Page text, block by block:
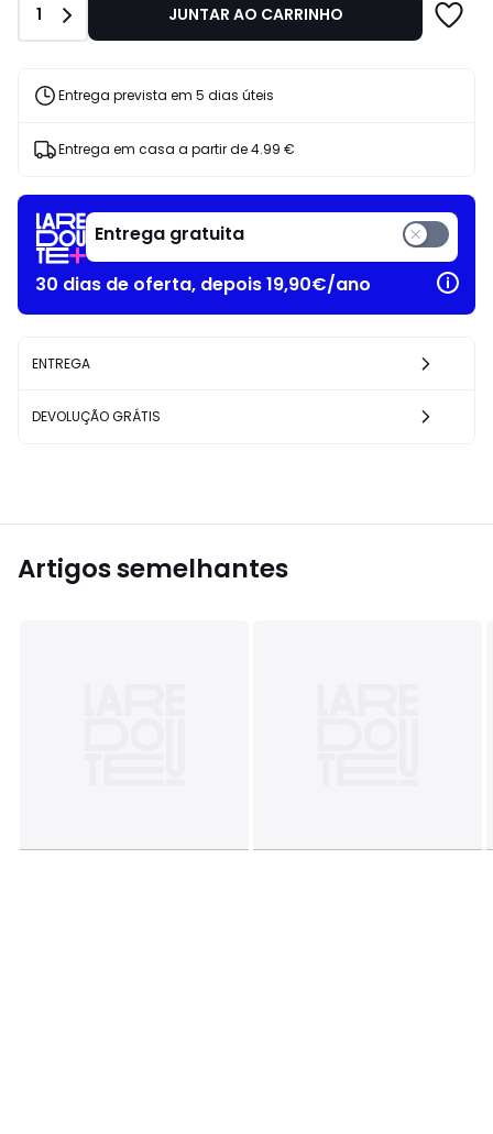
de
aplicado.
Condições
e
Quantidade
1 JUNTAR AO CARRINHO
Entrega prevista em 5 dias úteis
Entrega em casa a partir de4.99 €
Entrega gratuita
30 dias de oferta, depois 19,90€/ano
ENTREGA
DEVOLUÇÃO GRÁTIS
Artigos semelhantes